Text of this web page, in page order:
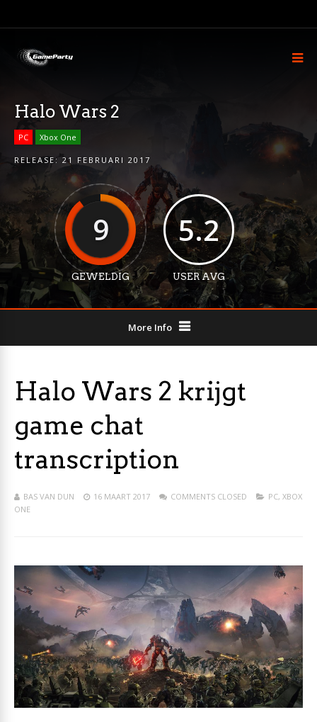
Halo Wars 2
PC Xbox One
RELEASE: 21 FEBRUARI 2017
9
GEWELDIG
5.2
USER AVG
More Info
Halo Wars 2 krijgt
game chat
transcription
BAS VAN DUN 16 MAART 2017 COMMENTS CLOSED PC, XBOX
ONE